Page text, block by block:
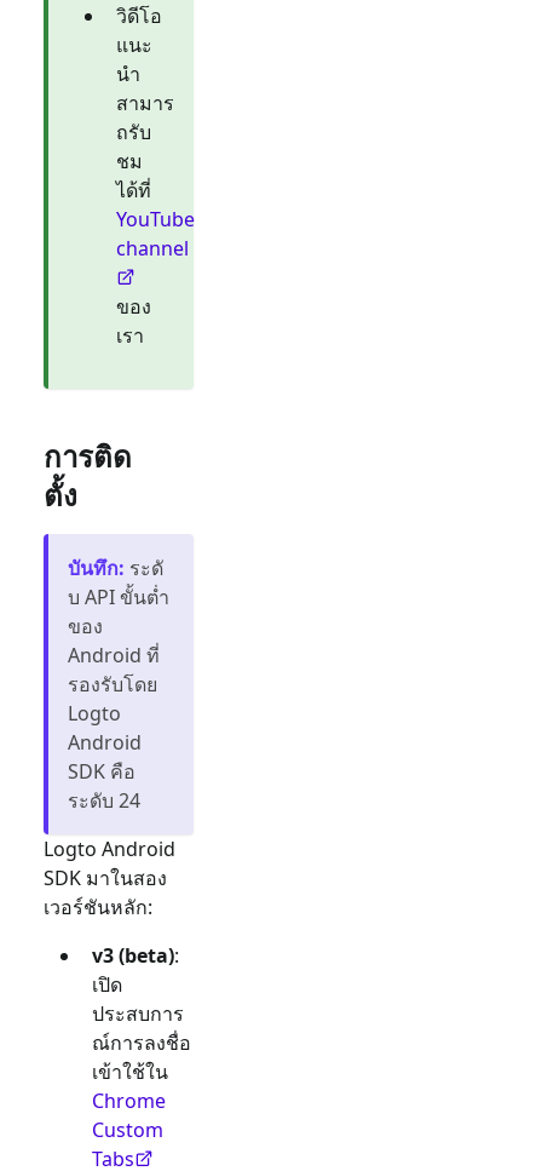
วิดีโอ
แนะ
นำ
สามาร
ถรับ
ชม
ได้ที่
YouTube
channel
ของ
เรา
การติด
ตั้ง
บันทึก: ระดั
บ API ขั้นต่ำ
ของ
Android ที่
รองรับโดย
Logto
Android
SDK คือ
ระดับ 24
Logto Android
SDK มาในสอง
เวอร์ชันหลัก:
v3 (beta):
เปิด
ประสบการ
ณ์การลงชื่อ
เข้าใช้ใน
Chrome
Custom
Tabs